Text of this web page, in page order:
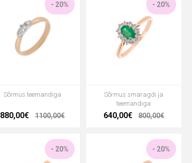
- 20%
Sõrmus teemandiga
880,00€ 1100,00€
- 20%
Sõrmus smaragdi ja
teemandiga
640,00€ 800,00€
- 20% - 20%